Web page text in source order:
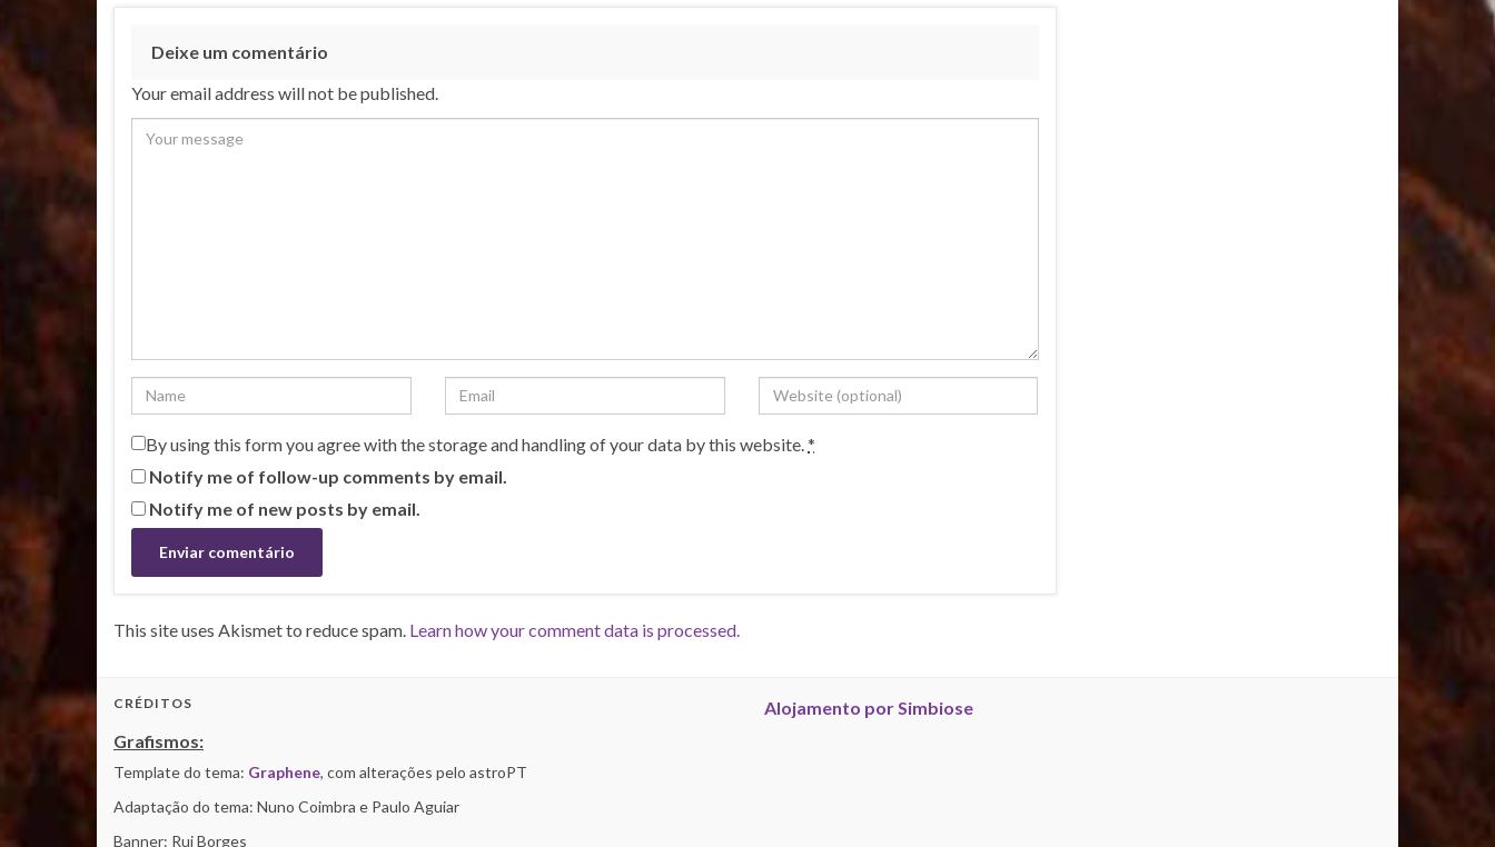
Deixe um comentário
Your email address will not be published.
By using this form you agree with the storage and handling of your data by this website.*
Notify me of follow-up comments by email.
Notify me of new posts by email.
This site uses Akismet to reduce spam. Learn how your comment data is processed.
CRÉDITOS
Grafismos:
Template do tema: Graphene, com alterações pelo astroPT
Adaptação do tema: Nuno Coimbra e Paulo Aguiar
Banner: Rui Borges
Alojamento por Simbiose